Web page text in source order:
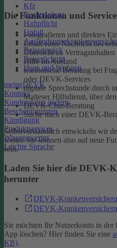
Kfz
Rechtsschutz
Haftpflicht
Unfall
Reisegepäck
Reiserücktritt
Haus und Wohnen
meineDEVK
Kontakt
Kundendaten ändern
Bescheinigungen
Kündigung
Produktservices
Wissenswertes
Leichte Sprache
Die Funktionen und
Fotografieren und direktes
Erhalt einer Nachricht bei
Übersicht zu Vertragsinhalten
Hilfe im Ausland
telefonische Beratung bei
oder DEVK-Services
digitale Sprechstunde durch
Malteser Hilfsdienst, über
DEVK-Chat-Beratung
Suche nach einer DEVK-
Selbstverständlich entwickeln wir
weiter. Sie können also auf neue
sein.
Laden Sie hier die DEVK-
herunter
DEVK-
DEVK-
Sie möchten Ihr Nutzerkonto in
App löschen? Hier finden Sie eine
KB).